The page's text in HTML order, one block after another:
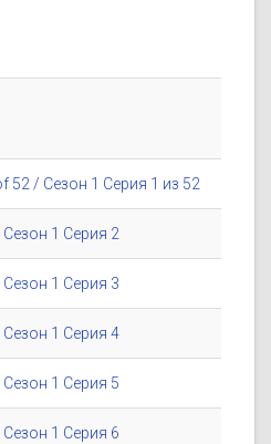
52 / Сезон 1 Серия 1 из 52
1 Серия 2
1 Серия 3
1 Серия 4
1 Серия 5
1 Серия 6